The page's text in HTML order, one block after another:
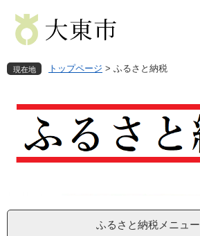
先
を 現在地 トップページ > ふるさと納税
ふるさと納税メニュー